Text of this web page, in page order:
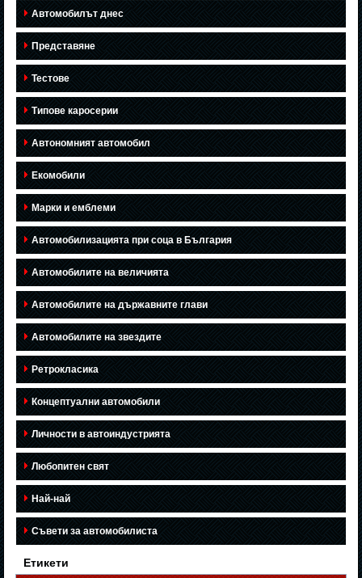
Автомобилът днес
Представяне
Тестове
Типове каросерии
Автономният автомобил
Екомобили
Марки и емблеми
Автомобилизацията при соца в България
Автомобилите на величията
Автомобилите на държавните глави
Автомобилите на звездите
Ретрокласика
Концептуални автомобили
Личности в автоиндустрията
Любопитен свят
Най-най
Съвети за автомобилиста
Етикети